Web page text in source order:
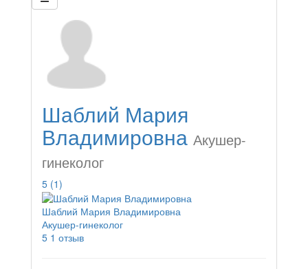
Шаблий Мария
Владимировна Акушер-
гинеколог
5 (1)
Шаблий Мария Владимировна
Акушер-гинеколог
5 1 отзыв